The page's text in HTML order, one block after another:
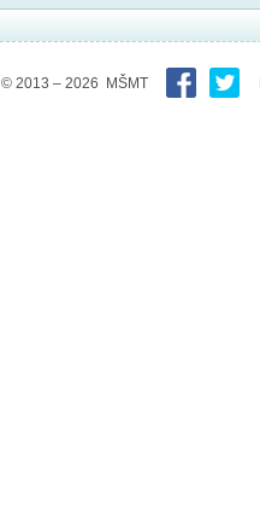
© 2013 – 2026 MŠMT